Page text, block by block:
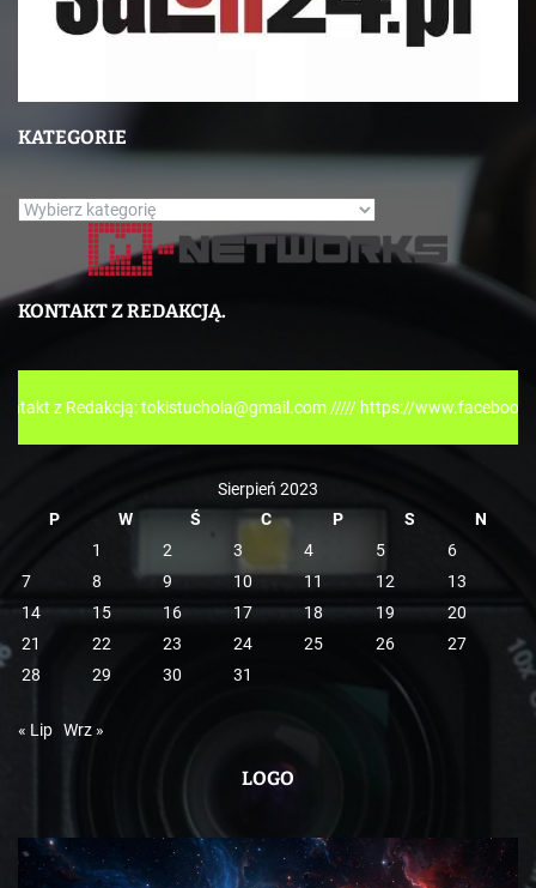
KATEGORIE
K
e
i
e
KONTAKT Z REDAKCJĄ.
tokistuchola@gmail.com ///// https://www.facebook.com/
Sierpień 2023
P
W Ś C P S
N
1
2 3 4 5
6
7
8 9 10 11 12
13
14
15 16 17 18 19
20
21
22 23 24 25 26
27
28
29 30 31
« Lip Wrz »
LOGO